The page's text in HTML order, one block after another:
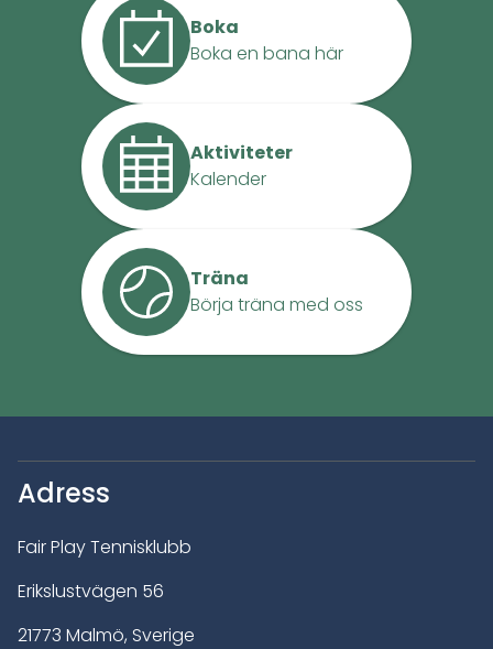
Boka
Boka en bana här
Träna
Börja träna med oss
Aktiviteter
Kalender
Adress
Fair Play Tennisklubb
Erikslustvägen 56
21773 Malmö, Sverige